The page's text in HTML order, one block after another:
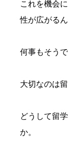
これを機会
性が広がる
何事もそうで
大切なのは
どうして留
か。